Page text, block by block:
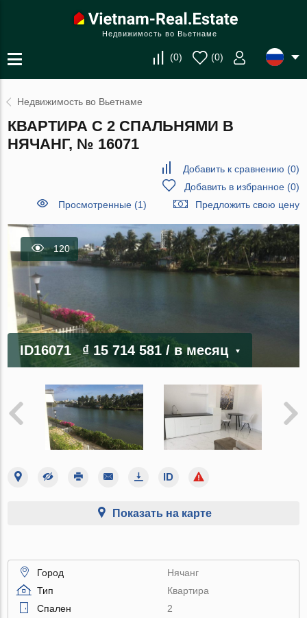
Недвижимость во Вьетнаме
(0) (0)
Недвижимость во Вьетнаме
КВАРТИРА С 2 СПАЛЬНЯМИ В
НЯЧАНГ, № 16071
Добавить к сравнению (0)
Добавить в избранное(0)
Просмотренные (1)
Предложить свою цену
120
ID16071 ₫ 15 714 581/ в месяц
Показать на карте
Город
Нячанг
Тип
Квартира
Спален
2